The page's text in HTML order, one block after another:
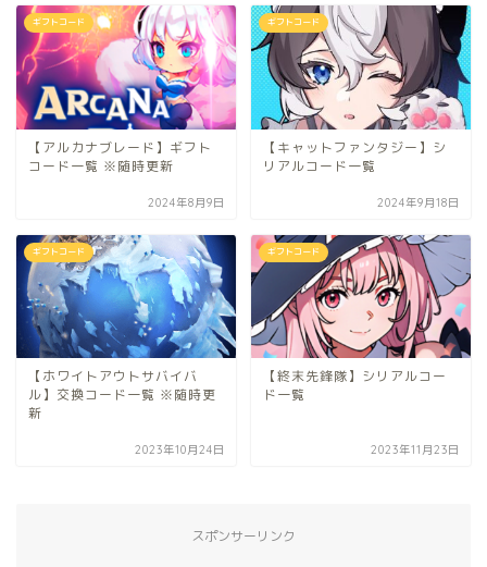
ギフトコード
【アルカナブレード】ギフト
コード一覧 ※随時更新
2024年8月9日
ギフトコード
【キャットファンタジー】シ
リアルコード一覧
2024年9月18日
ギフトコード
【ホワイトアウトサバイバ
ル】交換コード一覧 ※随時更
新
2023年10月24日
ギフトコード
【終末先鋒隊】シリアルコー
ド一覧
2023年11月23日
スポンサーリンク